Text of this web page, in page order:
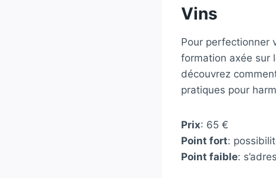
Vins
Pour perfectionner
formation axée sur
découvrez
pratiques pour
Prix: 65 €
Point fort:
Point faible: